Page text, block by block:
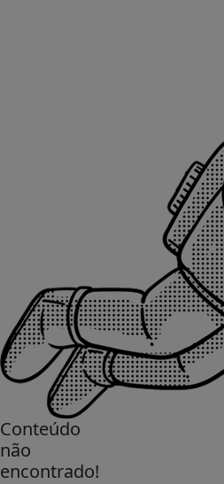
Conteúdo
não
encontrado!